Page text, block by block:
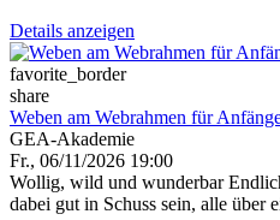
Details anzeigen
favorite_border
share
Weben am Webrahmen für
GEA-Akademie
Fr., 06/11/2026 19:00
Wollig, wild und wunderbar
dabei gut in Schuss sein, alle über